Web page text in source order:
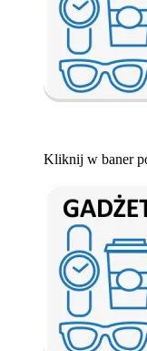
Kliknij w baner